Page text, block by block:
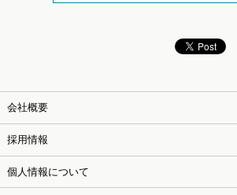
会社概要
採用情報
個人情報について